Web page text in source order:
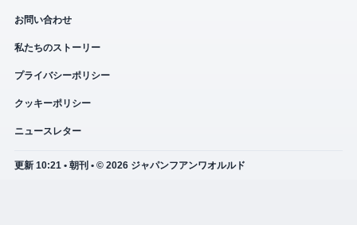
お問い合わせ
私たちのストーリー
プライバシーポリシー
クッキーポリシー
ニュースレター
更新 10:21 • 朝刊 • © 2026 ジャパンフアンワオルルド